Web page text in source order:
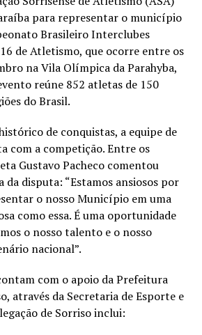
para representar o município
Brasileiro Interclubes
de Atletismo, que ocorre entre os
na Vila Olímpica da Parahyba,
reúne 852 atletas de 150
do Brasil.
de conquistas, a equipe de
com a competição. Entre os
Gustavo Pacheco comentou
da disputa: “Estamos ansiosos por
o nosso Município em uma
como essa. É uma oportunidade
o nosso talento e o nosso
nacional”.
com o apoio da Prefeitura
através da Secretaria de Esporte e
de Sorriso inclui: